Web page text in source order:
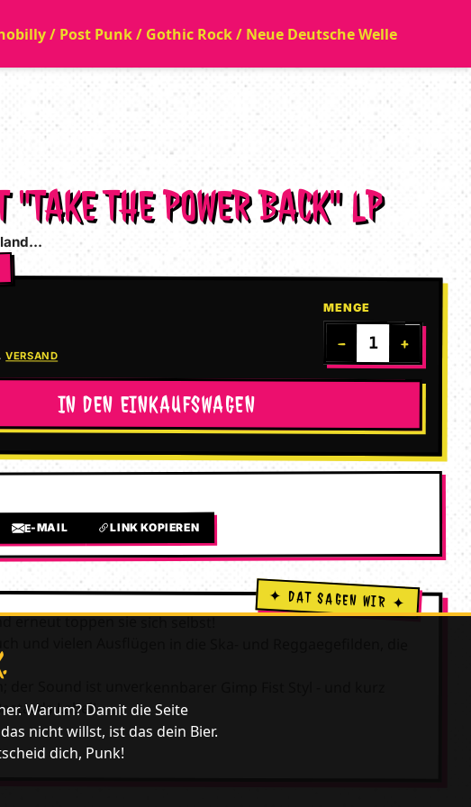
/ Post Punk / Gothic Rock / Neue Deutsche Welle
THE POWER BACK" LP
VERSAND
MENGE
− +
IN DEN EINKAUFSWAGEN
E-MAIL LINK KOPIEREN
erneut toppen sie sich selbst!
Sound ist unverkennbarer Gimp Fist Styl - und kurz
Label!
Warum? Damit die Seite
nicht willst, ist das dein Bier.
dich, Punk!